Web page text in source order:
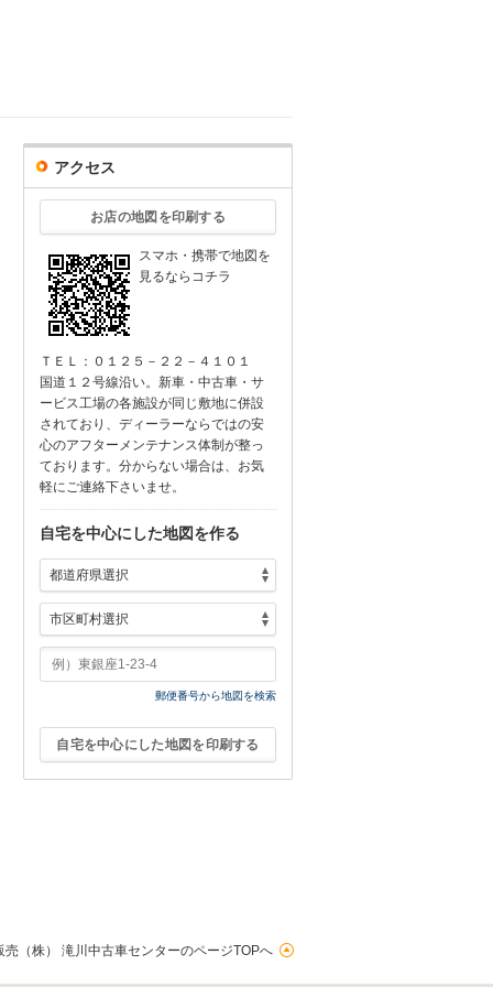
アクセス
お店の地図を印刷する
スマホ・携帯で地図を
見るならコチラ
ＴＥＬ：０１２５－２２－４１０１
国道１２号線沿い。新車・中古車・サ
ービス工場の各施設が同じ敷地に併設
されており、ディーラーならではの安
心のアフターメンテナンス体制が整っ
ております。分からない場合は、お気
軽にご連絡下さいませ。
自宅を中心にした地図を作る
郵便番号から地図を検索
自宅を中心にした地図を印刷する
売（株） 滝川中古車センターのページTOPへ